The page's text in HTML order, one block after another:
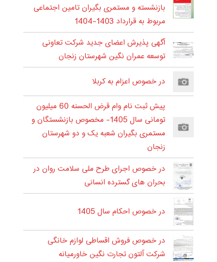
بازنشسته و مستمری بگیران تامین اجتماعی
مربوط به قرارداد 1403-1404
آگهی پذیرش اعضای جدید شرکت تعاونی
توسعه عمران نگین شهرستان زنجان
در خصوص اعزام به کربلا
پیش ثبت نام وام قرض الحسنه 60 میلیون
تومانی سال 1405- مخصوص بازنشستگان و
مستمری بگیران شعبه یک و دو شهرستان
زنجان
در خصوص اجرای طرح ملی سلامت روان در
بحران های گسترده انسانی
در خصوص احکام سال 1405
در خصوص فروش اقساطی لوازم خانگی
شرکت آلتون تجارت نگین خاورمیانه